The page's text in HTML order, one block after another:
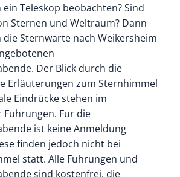
Teleskop beobachten? Sind
Sternen und Weltraum? Dann
die Sternwarte nach Weikersheim
Der Blick durch die
Erläuterungen zum Sternhimmel
Eindrücke stehen im
Für die
ist keine Anmeldung
finden jedoch nicht bei
statt. Alle Führungen und
sind kostenfrei, die